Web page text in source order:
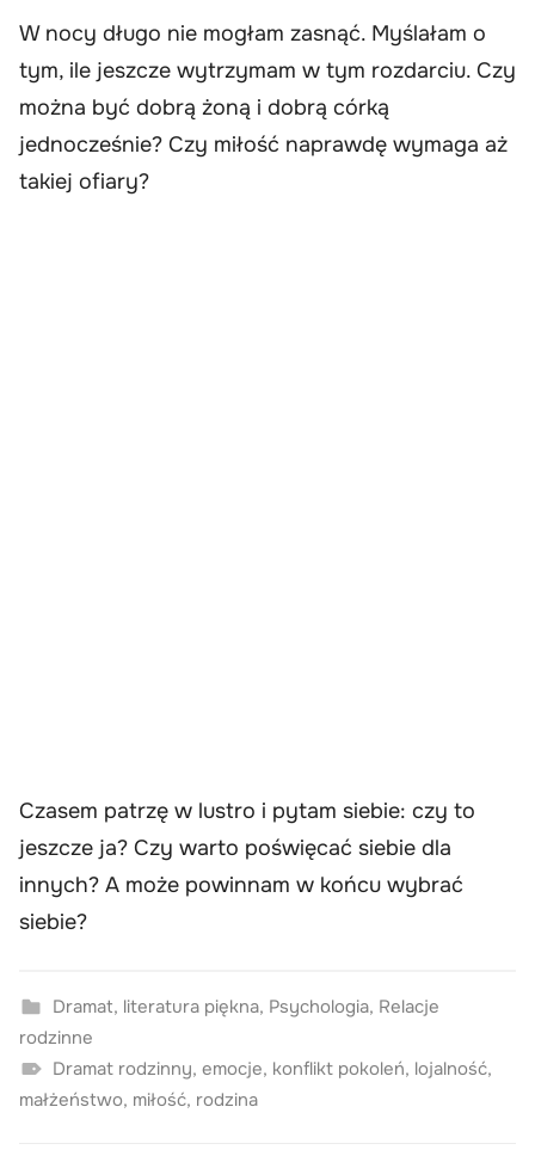
W nocy długo nie mogłam zasnąć. Myślałam o
tym, ile jeszcze wytrzymam w tym rozdarciu. Czy
można być dobrą żoną i dobrą córką
jednocześnie? Czy miłość naprawdę wymaga aż
takiej ofiary?
Czasem patrzę w lustro i pytam siebie: czy to
jeszcze ja? Czy warto poświęcać siebie dla
innych? A może powinnam w końcu wybrać
siebie?
Dramat, literatura piękna, Psychologia, Relacje
rodzinne
Dramat rodzinny, emocje, konflikt pokoleń, lojalność,
małżeństwo, miłość, rodzina